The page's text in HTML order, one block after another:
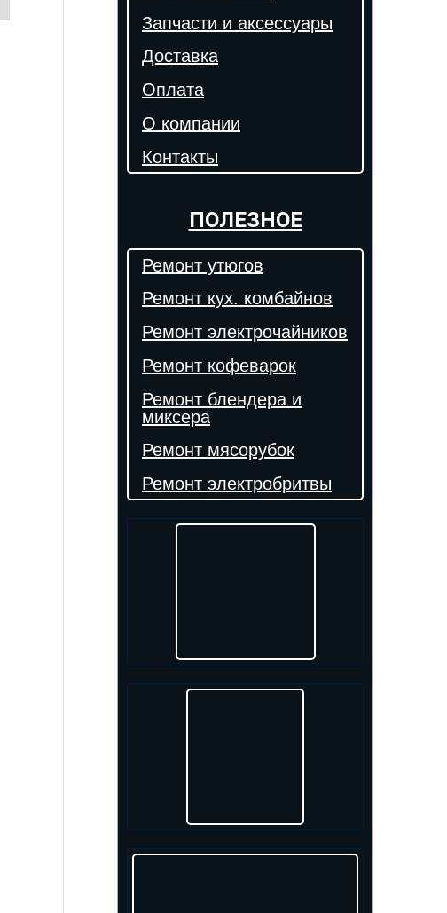
Запчасти и аксессуары
Доставка
Оплата
О компании
Контакты
ПОЛЕЗНОЕ
Ремонт утюгов
Ремонт кух. комбайнов
Ремонт электрочайников
Ремонт кофеварок
Ремонт блендера и
миксера
Ремонт мясорубок
Ремонт электробритвы